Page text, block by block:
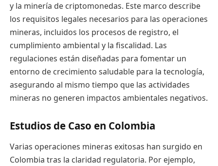
y la minería de criptomonedas. Este marco describe
los requisitos legales necesarios para las operaciones
mineras, incluidos los procesos de registro, el
cumplimiento ambiental y la fiscalidad. Las
regulaciones están diseñadas para fomentar un
entorno de crecimiento saludable para la tecnología,
asegurando al mismo tiempo que las actividades
mineras no generen impactos ambientales negativos.
Estudios de Caso en Colombia
Varias operaciones mineras exitosas han surgido en
Colombia tras la claridad regulatoria. Por ejemplo,